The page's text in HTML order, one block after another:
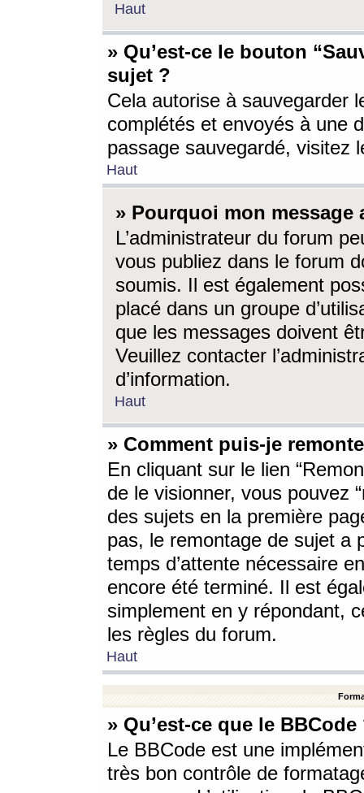
Haut
» Qu’est-ce le bouton
sujet ?
Cela autorise à sauvegarder
complétés et envoyés à une
passage sauvegardé, visitez
Haut
» Pourquoi mon message
L’administrateur du forum
vous publiez dans le forum
soumis. Il est également
placé dans un groupe
que les messages doivent
Veuillez contacter
d’information.
Haut
» Comment puis-je
En cliquant sur le lien
de le visionner, vous pouvez
des sujets en la première
pas, le remontage de sujet a
temps d’attente nécessaire
encore été terminé. Il est
simplement en y répondant,
les règles du forum.
Haut
» Qu’est-ce que le BBCode
Le BBCode est une
très bon contrôle de